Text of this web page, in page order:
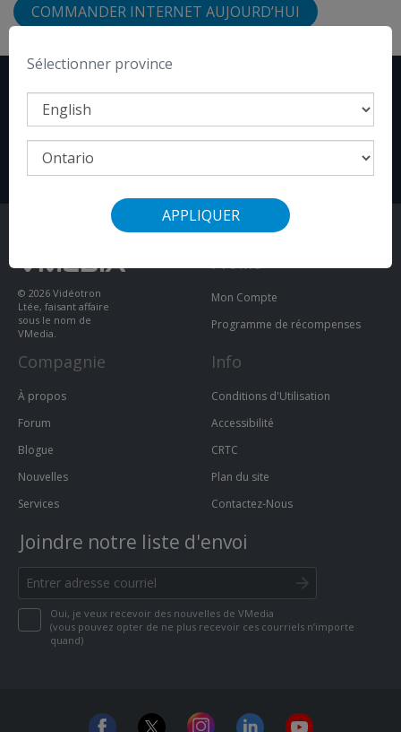
Sélectionner province
APPLIQUER
COMMANDER INTERNET AUJOURD’HUI
ABONNEZ-VOUS
OU APPELEZ LE+1-855-333-8269
POUR COMMANDER
© 2026 Vidéotron
Ltée, faisant affaire
sous le nom de
VMedia.
Joindre notre liste d'envoi
Oui, je veux recevoir des nouvelles de VMedia
(vous pouvez opter de ne plus recevoir ces courriels n’importe
quand)
Profile
Mon Compte
Programme de récompenses
Compagnie
À propos
Forum
Blogue
Nouvelles
Services
Info
Conditions d'Utilisation
Accessibilité
CRTC
Plan du site
Contactez-Nous